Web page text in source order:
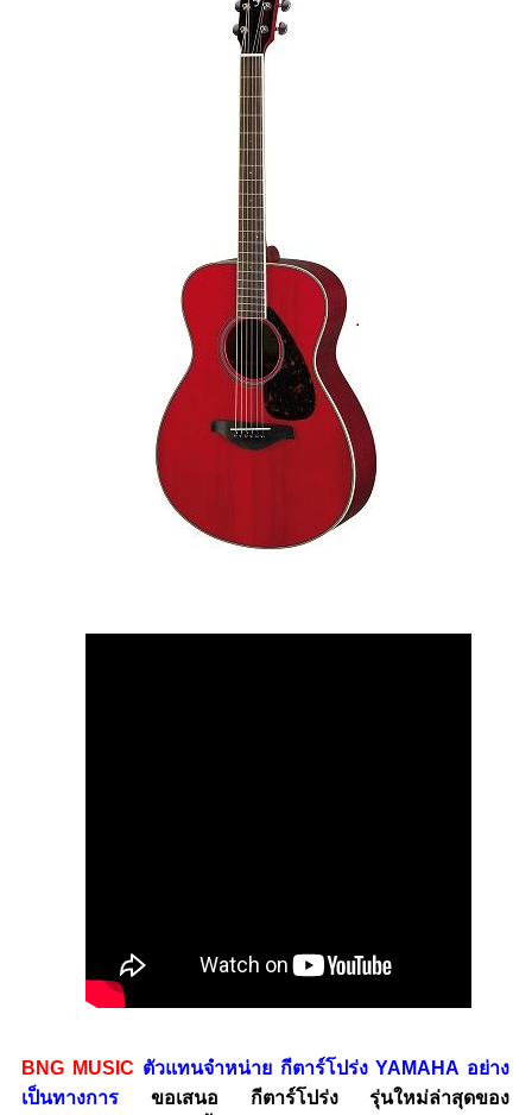
BNG MUSIC ตัวแทนจำหน่าย กีตาร์โปร่ง YAMAHA อย่าง
เป็นทางการ ขอเสนอ กีตาร์โปร่ง รุ่นใหม่ล่าสุดของ